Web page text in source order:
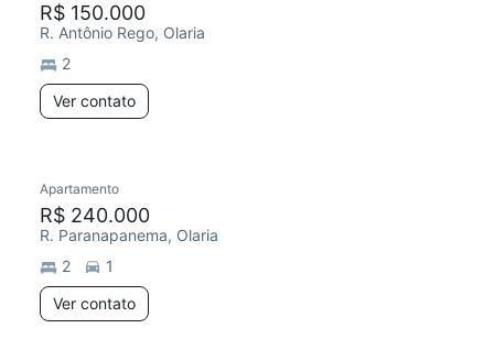
R$ 150.000
R. Antônio Rego, Olaria
2
Ver contato
Redecorar
Apartamento
R$ 240.000
R. Paranapanema, Olaria
2
1
Ver contato